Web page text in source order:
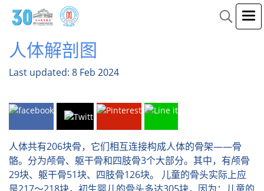
人体解剖图
Last updated: 8 Feb 2024
人体共有206块骨，它们相互连接构成人体的骨架——骨
骼。分为颅骨、躯干骨和四肢骨3个大部分。其中，有颅骨
29块、躯干骨51块、四肢骨126块。 儿童的骨头实际上应